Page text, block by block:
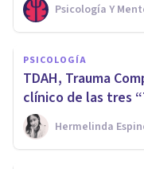
Psicología Y
PSICOLOGÍA
TDAH, Trauma
clínico de las tres
Hermelinda